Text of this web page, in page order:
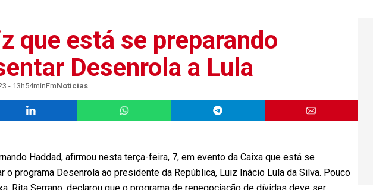
que está se preparando
Desenrola a Lula
- 13h54minEmNotícias
Haddad, afirmou nesta terça-feira, 7, em evento da Caixa que está se
o programa Desenrola ao presidente da República, Luiz Inácio Lula da Silva. Pouco